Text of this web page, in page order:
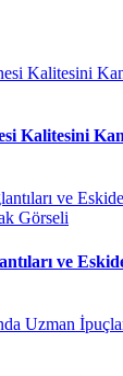
Kalitesini
ve